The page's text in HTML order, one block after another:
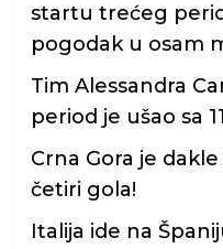
startu trećeg
pogodak u osam
Tim Alessandra
period je ušao sa
Crna Gora je
četiri gola!
Italija ide na